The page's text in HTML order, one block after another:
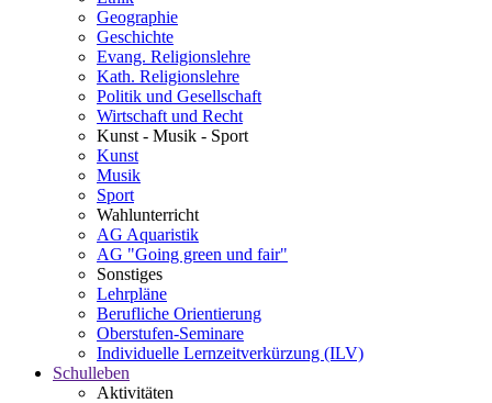
Geographie
Geschichte
Evang. Religionslehre
Kath. Religionslehre
Politik und Gesellschaft
Wirtschaft und Recht
Kunst - Musik - Sport
Kunst
Musik
Sport
Wahlunterricht
AG Aquaristik
AG "Going green und fair"
Sonstiges
Lehrpläne
Berufliche Orientierung
Oberstufen-Seminare
Individuelle Lernzeitverkürzung (ILV)
Schulleben
Aktivitäten